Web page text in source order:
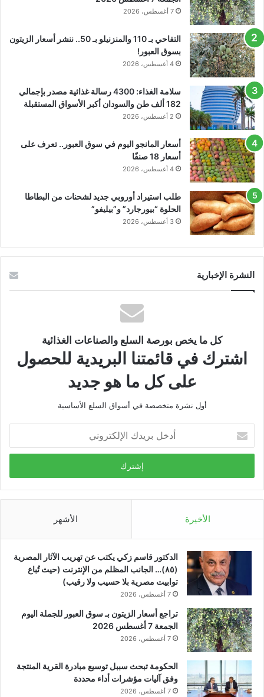
7 أغسطس، 2026
التفاحي بـ 110 والمنزنيلو بـ 50.. ننشر أسعار الزيتون
بسوق العبور!
4 أغسطس، 2026
سلامة الغذاء: 4300 رسالة غذائية مصدر بإجمالي
182 ألف طن والسودان أكبر الأسواق المستقبلة
2 أغسطس، 2026
أسعار المانجو اليوم في سوق العبور.. تعرف على
أسعار 18 صنفًا
4 أغسطس، 2026
طلب استيراد أوروبي جديد لشحنات من البطاطا
الحلوة “بيورجارد” و”بيليفو”
3 أغسطس، 2026
النشرة الإخبارية
كل ما يخص بورصة السلع والصناعات الغذائية
اشترك في قائمتنا البريدية للحصول
على كل ما هو جديد
أول نشرة متخصصة في أسواق السلع الأساسية
بريدك
الإلكتروني
الأخيرة الأشهر
الدكتور قاسم زكي يكتب عن تهريب الآثار المصرية
(٨٥)… الجانب المظلم من الإنترنت (حيث تُباع
توابيت مصرية بلا حسيب ولا رقيب)
7 أغسطس، 2026
تراجع أسعار الزيتون بـ سوق العبور للجملة اليوم
الجمعة 7 أغسطس 2026
7 أغسطس، 2026
الحكومة تبحث سببل توسيع مبادرة القرية المنتجة
وفق آليات مؤشرات أداء محددة
7 أغسطس، 2026